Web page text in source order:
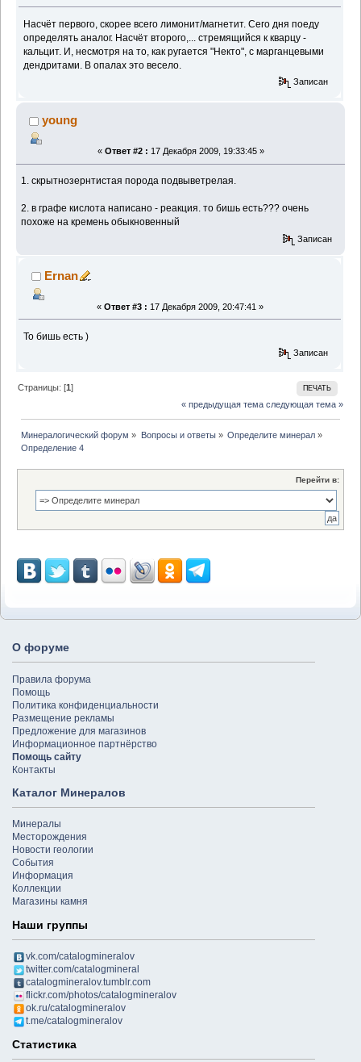
Насчёт первого, скорее всего лимонит/магнетит. Сего дня поеду
определять аналог. Насчёт второго,... стремящийся к кварцу -
кальцит. И, несмотря на то, как ругается "Некто", с марганцевыми
дендритами. В опалах это весело.
Записан
young
« Ответ #2 : 17 Декабря 2009, 19:33:45 »
1. скрытнозернтистая порода подвыветрелая.
2. в графе кислота написано - реакция. то бишь есть??? очень
похоже на кремень обыкновенный
Записан
Ernan
« Ответ #3 : 17 Декабря 2009, 20:47:41 »
То бишь есть )
Записан
ПЕЧАТЬ
Страницы: [1]
« предыдущая тема следующая тема »
Минералогический форум » Вопросы и ответы» Определите минерал»
Определение 4
Перейти в:
О форуме
Правила форума
Помощь
Политика конфиденциальности
Размещение рекламы
Предложение для магазинов
Информационное партнёрство
Помощь сайту
Контакты
Каталог Минералов
Минералы
Месторождения
Новости геологии
События
Информация
Коллекции
Магазины камня
Наши группы
vk.com/catalogmineralov
twitter.com/catalogmineral
catalogmineralov.tumblr.com
flickr.com/photos/catalogmineralov
ok.ru/catalogmineralov
t.me/catalogmineralov
Статистика